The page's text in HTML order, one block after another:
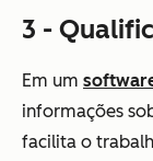
3 -
Em um
informações
facilita o